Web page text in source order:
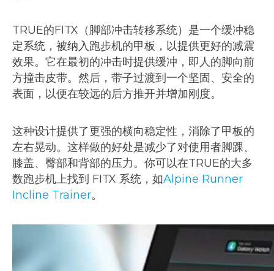
TRUE的FITX（脚部冲击转移系统）是一个缓冲稳
定系统，被纳入跑步机的甲板，以提供更好的减震
效果。它在最初的冲击时提供缓冲，即人的脚向前
方撞击皮带。然后，带子过渡到一个坚固、安全的
表面，以便在较远的后方推开并增加刚度。
这种设计提供了更强的横向稳定性，消除了甲板的
左右晃动。这样做的好处是减少了对使用者脚踝、
膝盖、臀部和背部的压力。你可以在TRUE的大多
数跑步机上找到 FITX 系统，如Alpine Runner
Incline Trainer。